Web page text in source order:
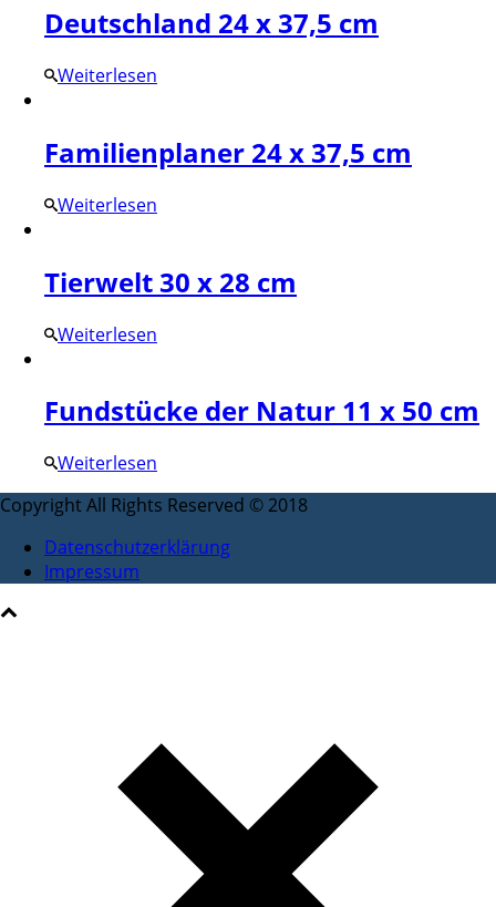
Deutschland 24 x 37,5 cm
Weiterlesen
Familienplaner 24 x 37,5 cm
Weiterlesen
Tierwelt 30 x 28 cm
Weiterlesen
Fundstücke der Natur 11 x 50 cm
Weiterlesen
Copyright All Rights Reserved © 2018
Datenschutzerklärung
Impressum